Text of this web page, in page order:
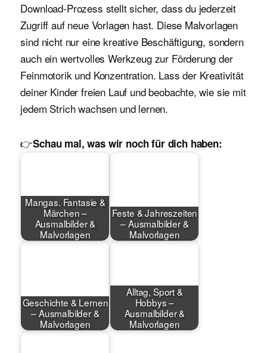
Download-Prozess stellt sicher, dass du jederzeit
Zugriff auf neue Vorlagen hast. Diese Malvorlagen
sind nicht nur eine kreative Beschäftigung, sondern
auch ein wertvolles Werkzeug zur Förderung der
Feinmotorik und Konzentration. Lass der Kreativität
deiner Kinder freien Lauf und beobachte, wie sie mit
jedem Strich wachsen und lernen.
👉Schau mal, was wir noch für dich haben:
Mangas. Fantasie &
Märchen –
Ausmalbilder &
Malvorlagen
Feste & Jahreszeiten
– Ausmalbilder &
Malvorlagen
Geschichte & Lernen
– Ausmalbilder &
Malvorlagen
Alltag, Sport &
Hobbys –
Ausmalbilder &
Malvorlagen